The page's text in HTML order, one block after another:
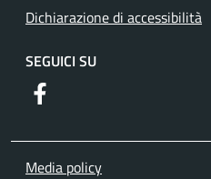
Dichiarazione di accessibilità
SEGUICI SU
Media policy